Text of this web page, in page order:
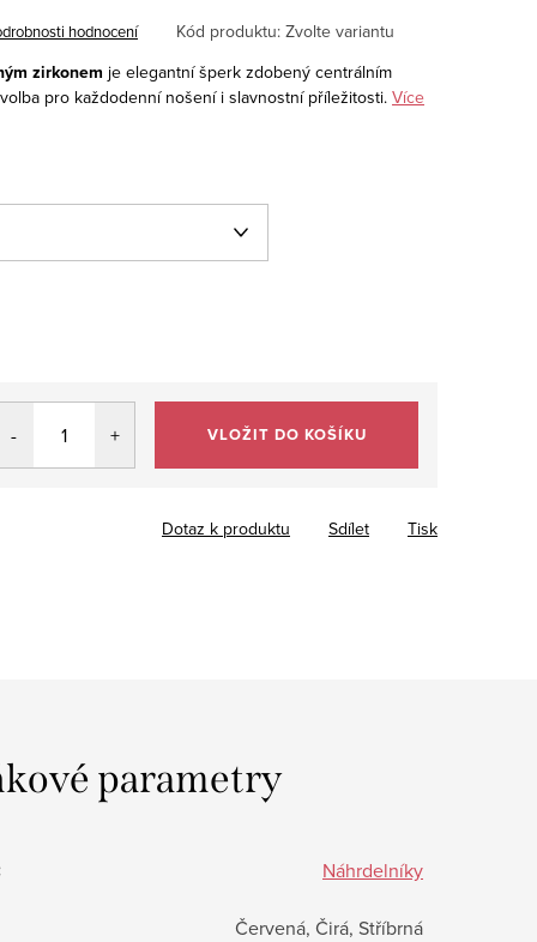
hodnocení Kód produktu: Zvolte variantu
zirkonem je elegantní šperk zdobený centrálním
pro každodenní nošení i slavnostní příležitosti. Více
VLOŽIT DO KOŠÍKU
Tisk
Dotaz k produktu Sdílet
parametry
Náhrdelníky
Červená, Čirá, Stříbrná